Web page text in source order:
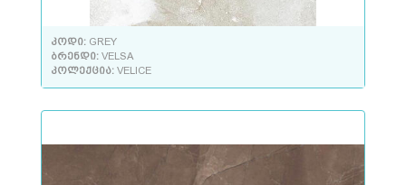
კოდი: GREY
ბრენდი: VELSA
კოლექცია: VELICE